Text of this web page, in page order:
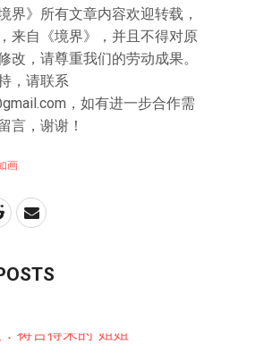
境界》所有文章内容欢迎转载，
来自《境界》，并且不得对原
改，请尊重我们的劳动成果。
，请联系
，如有进一步合作需
言，谢谢！
画